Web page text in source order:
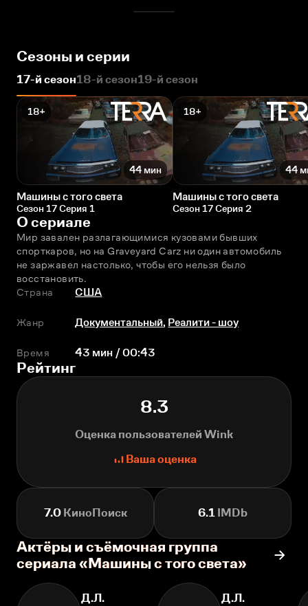
Сезоны и серии
17-й сезон18-й сезон19-й сезон
18+
44 мин
Машины с того света
Сезон 17 Серия 1
18+
44
Машины с того света
Сезон 17 Серия 2
О сериале
Мир завален разлагающимися кузовами бывших
спорткаров, но на Graveyard Carz ни один автомобиль
не заржавел настолько, чтобы его нельзя было
восстановить.
Страна
США
Жанр Документальный, Реалити - шоу
Время 43 мин / 00:43
Рейтинг
8.3
Оценка пользователей Wink
Ваша оценка
7.0КиноПоиск 6.1 IMDb
Актёры и съёмочная группа
сериала «Машины с того света»
Д.Л.
Д.Л.